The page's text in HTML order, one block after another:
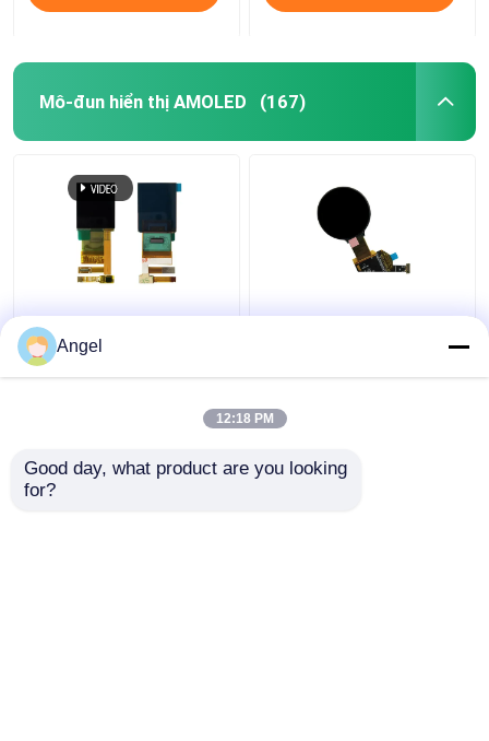
Mô-đun hiển thị AMOLED (167)
1Mô-đun màn hình
AMOLED 45 inch, độ
phân giải 272X340,
Mô-đun màn hình cảm
1Màn hình OLED độ
RM69080
Angel
12:18 PM
Good day, what product are you looking
for?